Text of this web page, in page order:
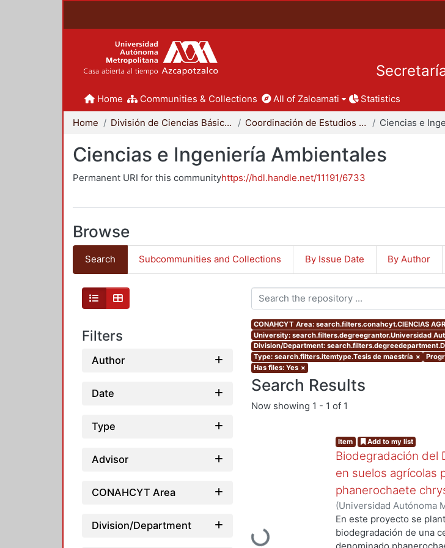
Home Communities & Collections All of Zaloamati Statistics
Home División de Ciencias Básicas e Ingeniería Coordinación de Estudios de Posgrado - CBI
Ciencias e Ingeniería Ambientales
Permanent URI for this communityhttps://hdl.handle.net/11191/6733
Browse
Search Subcommunities and Collections By Issue Date By Author
Filters
Author
Date
Type
Advisor
CONAHCYT Area
Division/Department
CONAHCYT Area: search.filters.conahcyt.CIENCIAS
University: search.filters.degreegrantor.Universidad
Division/Department:
Type: search.filters.itemtype.Tesis de maestría ×
Has files: Yes ×
Search Results
Now showing 1 - 1 of 1
Item Add to my list
Biodegradación del
en suelos agrícolas
phanerochaete
(Universidad Autónoma
de Servicios de
En este proyecto se
biodegradación de una